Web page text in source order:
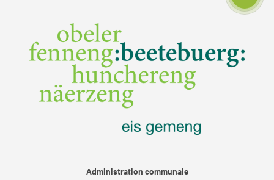
Administration communale